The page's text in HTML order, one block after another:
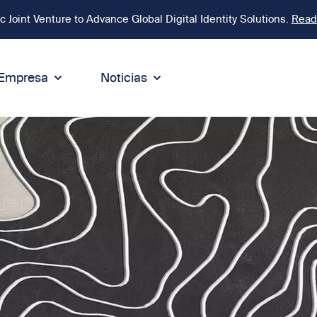
Joint Venture to Advance Global Digital Identity Solutions.
de Conducta
y Compliance
Speak Up
Sostenibilidad
Sostenibilidad
Medioambiente
Responsabilidad social
Gobernanza y negocio
Noticias